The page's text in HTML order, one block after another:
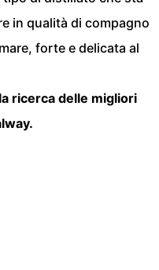
in qualità di compagno
forte e delicata al
ricerca delle migliori